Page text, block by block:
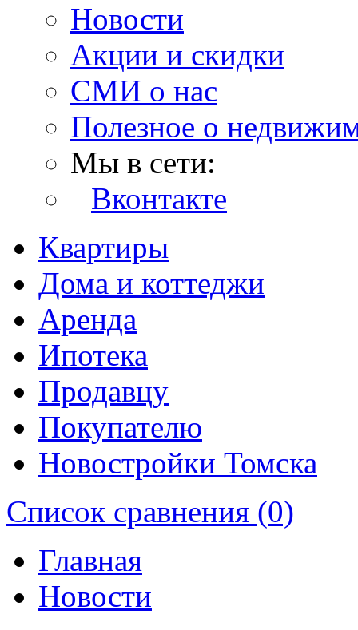
Новости
Акции и скидки
СМИ о нас
Полезное о
Мы в сети:
Вконтакте
Квартиры
Дома и коттеджи
Аренда
Ипотека
Продавцу
Покупателю
Новостройки Томска
Список сравнения (0)
Главная
Новости